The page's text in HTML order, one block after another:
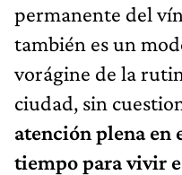
permanente del
también es un
vorágine de la
ciudad, sin
atención plena en
tiempo para vivir